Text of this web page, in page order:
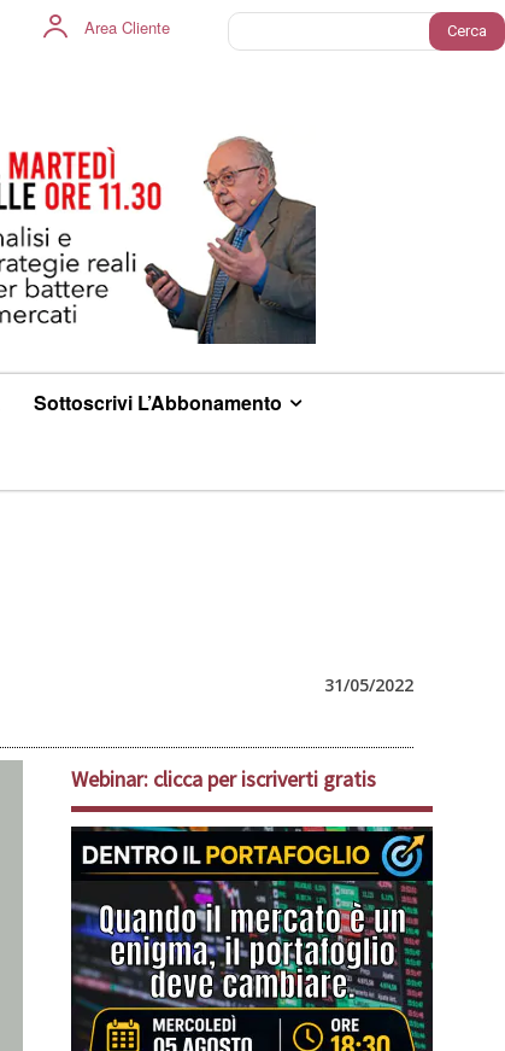
Area Cliente Cerca
Sottoscrivi L’Abbonamento
31/05/2022
Webinar: clicca per iscriverti gratis